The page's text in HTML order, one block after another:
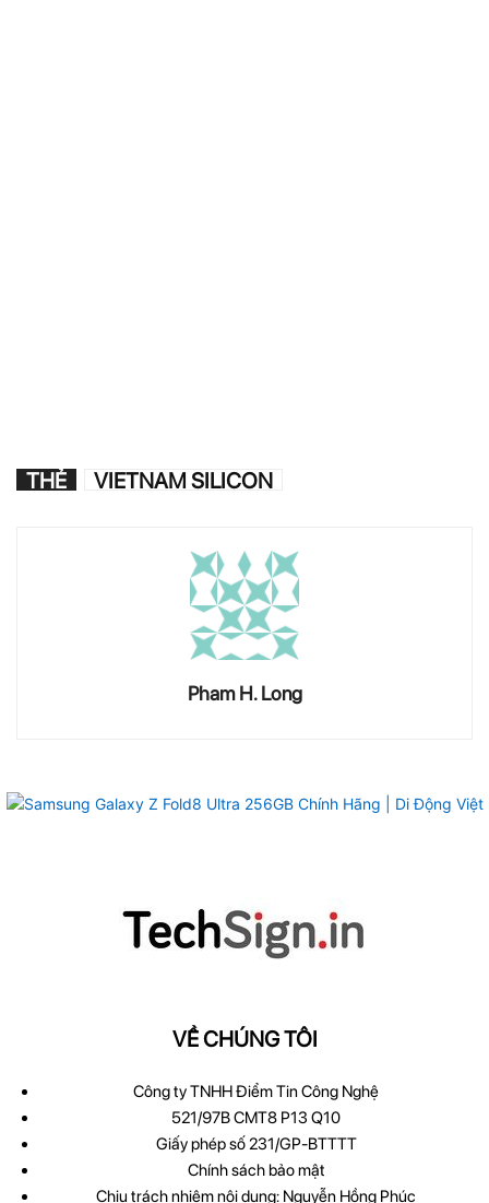
THẺ VIETNAM SILICON
Pham H. Long
VỀ CHÚNG TÔI
Công ty TNHH Điểm Tin Công Nghệ
521/97B CMT8 P13 Q10
Giấy phép số 231/GP-BTTTT
Chính sách bảo mật
Chịu trách nhiệm nội dung: Nguyễn Hồng Phúc